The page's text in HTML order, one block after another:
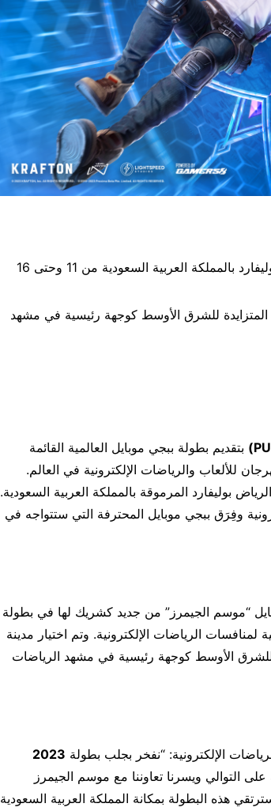
على الدعوة ستُعقد في الرياض بوليفارد بالمملكة العربية السعودية من 11 وحتى 16
المتزايدة للشرق الأوسط كوجهة رئيسية في مشهد
) بتقديم بطولة ببجي موبايل العالمية القائمة
للألعاب والرياضات الإلكترونية في العالم.
11 وحتى 16 يوليو في منطقة الرياض بوليفارد المرموقة بالمملكة العربية السعودية.
وفِرَق ببجي موبايل المحترفة التي ستتواجه في
“موسم الجيمرز” من جديد كشريك لها في بطولة
لمنافسات الرياضات الإلكترونية. وتم اختيار مدينة
للشرق الأوسط كوجهة رئيسية في مشهد الرياضات
الإلكترونية: “نفخر بجلب بطولة 2023
الثانية على التوالي ويسرنا تعاوننا مع موسم الجيمرز
هذه البطولة بمكانة المملكة العربية السعودية